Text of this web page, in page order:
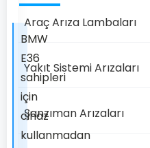
BMW
E36
sahipleri
için
cihaz
kullanmadan
Araç Arıza Lambaları
Yakıt Sistemi Arızaları
Şanzıman Arızaları